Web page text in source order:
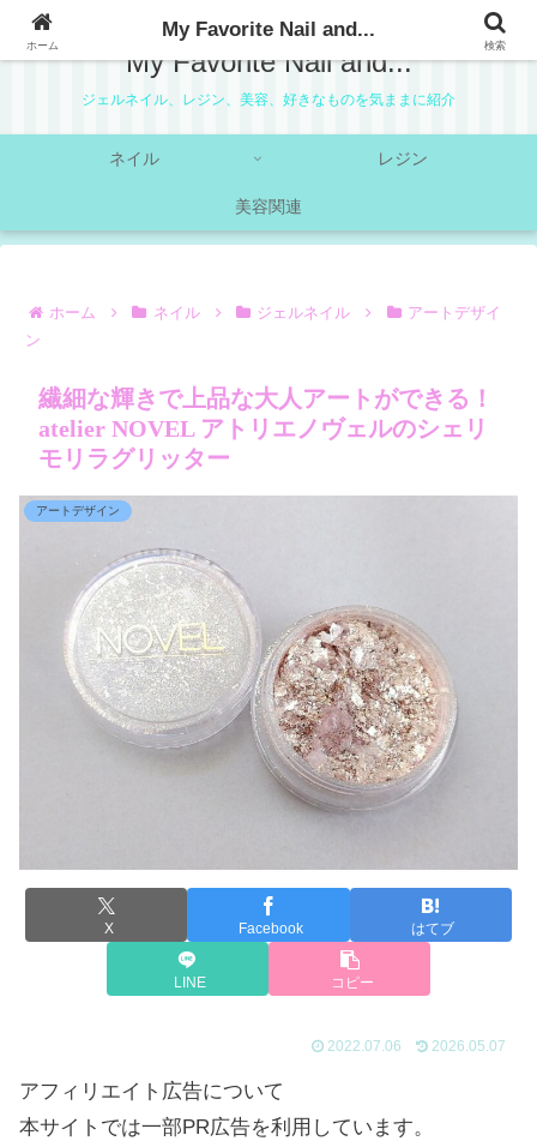
My Favorite Nail and...
ジェルネイル、レジン、美容、好きなものを気ままに紹介
ネイル レジン
美容関連
ホーム ネイル ジェルネイル
アートデザイ
ン
繊細な輝きで上品な大人アートができる！
atelier NOVEL アトリエノヴェルのシェリ
モリラグリッター
アートデザイン
X Facebook はてブ
LINE コピー
2022.07.06 2026.05.07
アフィリエイト広告について
本サイトでは一部PR広告を利用しています。
ホーム
My Favorite Nail and...
検索